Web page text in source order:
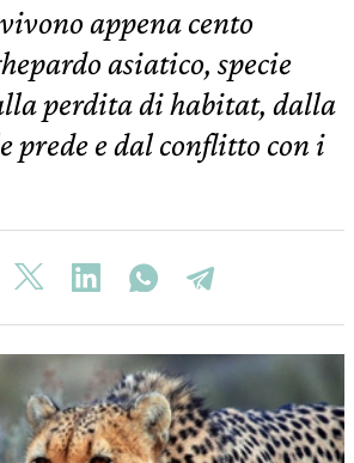
appena cento
asiatico, specie
perdita di habitat, dalla
prede e dal conflitto con i